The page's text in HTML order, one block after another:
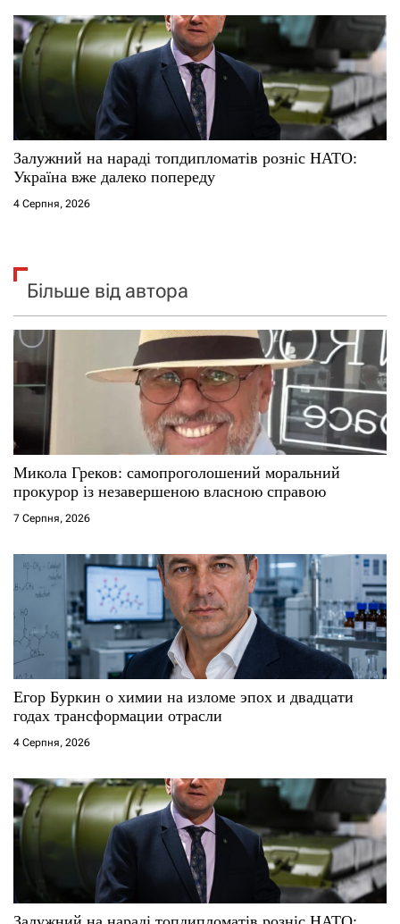
Залужний на нараді топдипломатів розніс НАТО:
Україна вже далеко попереду
4 Серпня, 2026
Більше від автора
Микола Греков: самопроголошений моральний
прокурор із незавершеною власною справою
7 Серпня, 2026
Егор Буркин о химии на изломе эпох и двадцати
годах трансформации отрасли
4 Серпня, 2026